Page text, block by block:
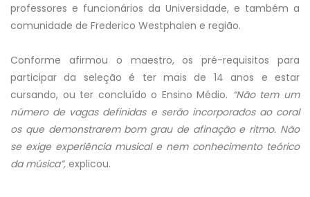
professores e funcionários da Universidade, e também a
comunidade de Frederico Westphalen e região.
Conforme afirmou o maestro, os pré-requisitos para
participar da seleção é ter mais de 14 anos e estar
cursando, ou ter concluído o Ensino Médio. “Não tem um
número de vagas definidas e serão incorporados ao coral
os que demonstrarem bom grau de afinação e ritmo. Não
se exige experiência musical e nem conhecimento teórico
da música”, explicou.